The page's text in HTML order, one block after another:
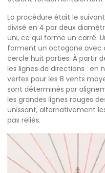
La procédure était le
divisé en 4 par deux
uni, ce qui forme un carré.
forment un octogone avec
cercle huit parties. À partir
les lignes de directions : en
vertes pour les 8 vents
sont déterminés par
les grandes lignes rouges
unissant, alternativement
pas reliés.